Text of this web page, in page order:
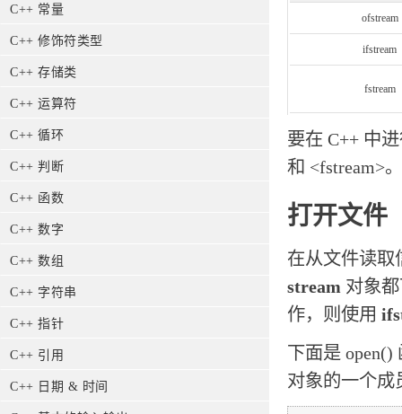
C++ 常量
C++ 修饰符类型
C++ 存储类
C++ 运算符
C++ 循环
C++ 判断
C++ 函数
C++ 数字
C++ 数组
C++ 字符串
C++ 指针
C++ 引用
C++ 日期 & 时间
ofstream
ifstream
fstream
要在 C++ 中
和 <fstream>。
打开文件
在从文件读取
stream 对象
作，则使用
下面是 open()
对象的一个成